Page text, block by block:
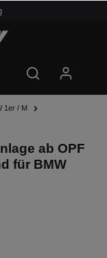
1er / M
ab OPF
für BMW